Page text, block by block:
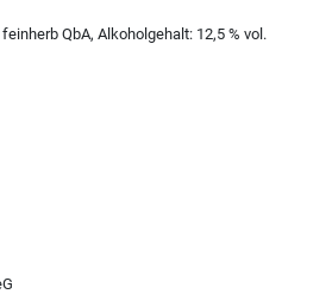
QbA, Alkoholgehalt: 12,5 % vol.